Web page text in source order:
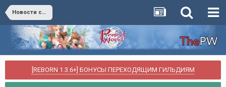
Новости сервера ThePW
[REBORN 1.3.6+] БОНУСЫ ПЕРЕХОДЯЩИМ ГИЛЬДИЯМ